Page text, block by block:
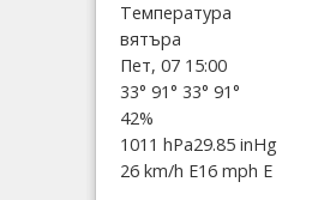
Температура
вятъра
Пет, 07 15:00
33° 91° 33° 91°
42%
1011 hPa29.85 inHg
26 km/h E16 mph E